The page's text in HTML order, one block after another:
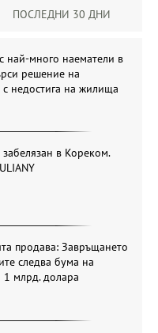
ПОСЛЕДНИ 30 ДНИ
най-много наематели в
решение на
недостига на жилища
в Кореком.
продава: Завръщането
следва бума на
1 млрд. долара